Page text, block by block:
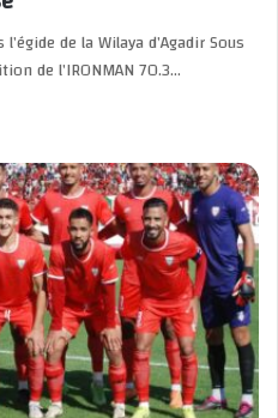
de la Wilaya d’Agadir Sous
de l’IRONMAN 70.3…